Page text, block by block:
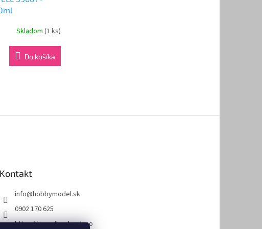
Skladom (1 ks)
Do košíka
Kontakt
info@hobbymodel.sk
0902 170 625
https://www.facebook.co